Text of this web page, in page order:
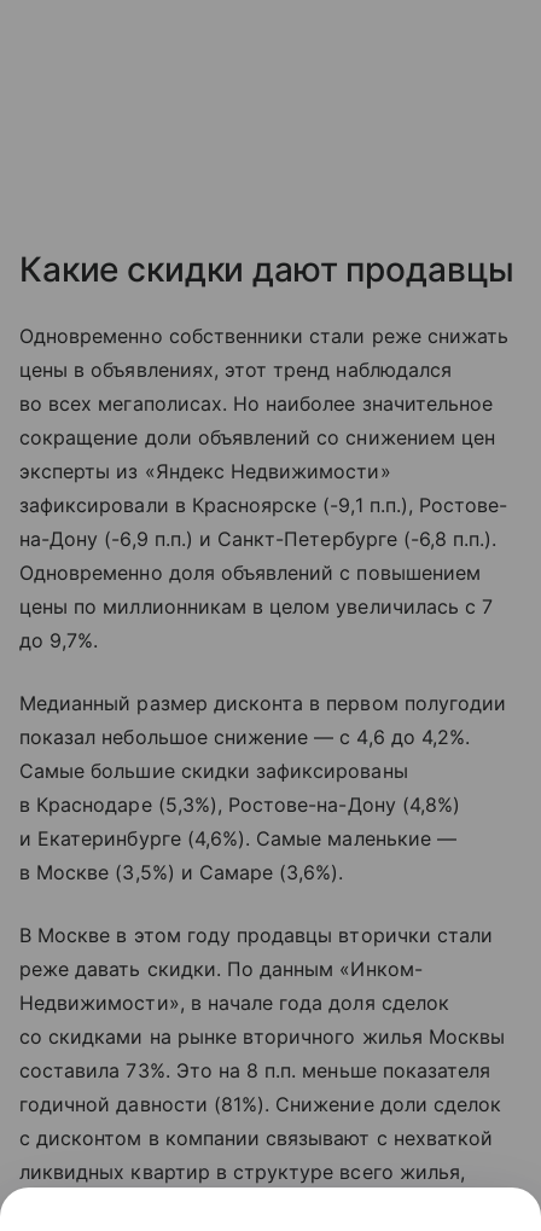
Какие скидки дают продавцы
Одновременно собственники стали реже снижать
цены в объявлениях, этот тренд наблюдался
во всех мегаполисах. Но наиболее значительное
сокращение доли объявлений со снижением цен
эксперты из «Яндекс Недвижимости»
зафиксировали в Красноярске (-9,1 п.п.), Ростове-
на-Дону (-6,9 п.п.) и Санкт-Петербурге (-6,8 п.п.).
Одновременно доля объявлений с повышением
цены по миллионникам в целом увеличилась с 7
до 9,7%.
Медианный размер дисконта в первом полугодии
показал небольшое снижение — с 4,6 до 4,2%.
Самые большие скидки зафиксированы
в Краснодаре (5,3%), Ростове-на-Дону (4,8%)
и Екатеринбурге (4,6%). Самые маленькие —
в Москве (3,5%) и Самаре (3,6%).
В Москве в этом году продавцы вторички стали
реже давать скидки. По данным «Инком-
Недвижимости», в начале года доля сделок
со скидками на рынке вторичного жилья Москвы
составила 73%. Это на 8 п.п. меньше показателя
годичной давности (81%). Снижение доли сделок
с дисконтом в компании связывают с нехваткой
ликвидных квартир в структуре всего жилья,